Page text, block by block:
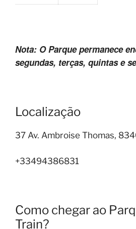
Nota: O Parque permanece
segundas, terças, quintas e
Localização
37 Av. Ambroise Thomas,
+33494386831
Como chegar ao
Train?